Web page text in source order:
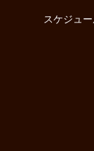
スケジュ